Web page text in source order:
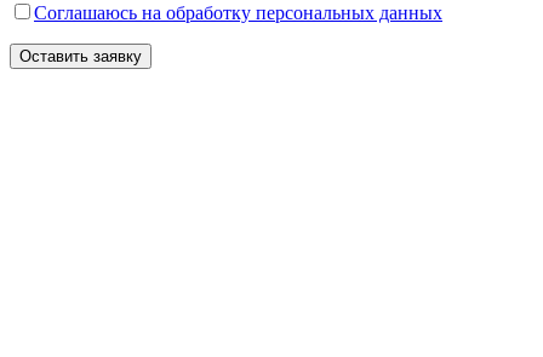
Соглашаюсь на обработку персональных данных